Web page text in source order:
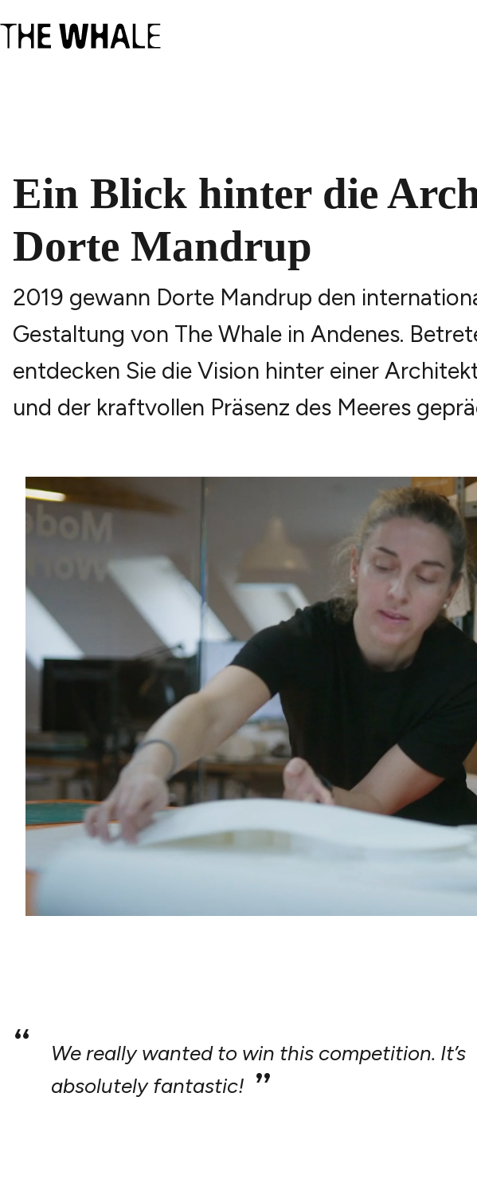
Ein Blick hinter die
Dorte Mandrup
2019 gewann Dorte Mandrup den
Gestaltung von The Whale in Andenes.
entdecken Sie die Vision hinter einer
und der kraftvollen Präsenz des Meeres
We really wanted to win this competition. It’s
absolutely fantastic!